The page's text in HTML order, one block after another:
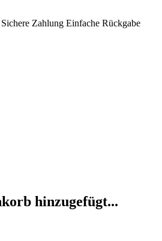
Sichere Zahlung Einfache Rückgabe
hinzugefügt...